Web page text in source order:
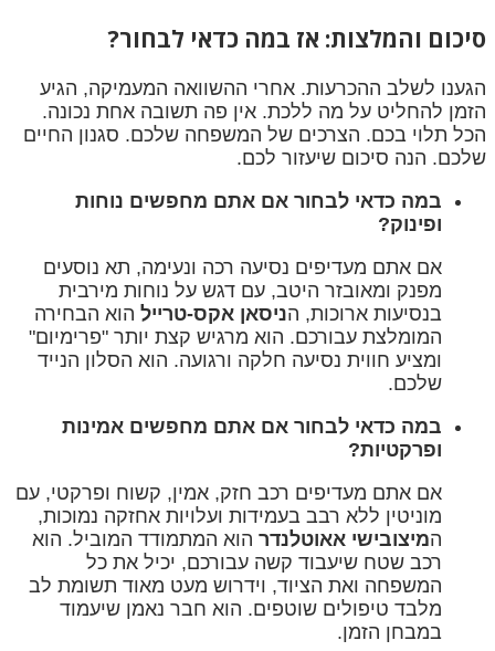
סיכום והמלצות: אז במה כדאי לבחור?
הגענו לשלב ההכרעות. אחרי ההשוואה המעמיקה, הגיע
הזמן להחליט על מה ללכת. אין פה תשובה אחת נכונה.
הכל תלוי בכם. הצרכים של המשפחה שלכם. סגנון החיים
שלכם. הנה סיכום שיעזור לכם.
במה כדאי לבחור אם אתם מחפשים נוחות
ופינוק?
אם אתם מעדיפים נסיעה רכה ונעימה, תא נוסעים
מפנק ומאובזר היטב, עם דגש על נוחות מירבית
בנסיעות ארוכות, הניסאן אקס-טרייל הוא הבחירה
המומלצת עבורכם. הוא מרגיש קצת יותר "פרימיום"
ומציע חווית נסיעה חלקה ורגועה. הוא הסלון הנייד
שלכם.
במה כדאי לבחור אם אתם מחפשים אמינות
ופרקטיות?
אם אתם מעדיפים רכב חזק, אמין, קשוח ופרקטי, עם
מוניטין ללא רבב בעמידות ועלויות אחזקה נמוכות,
המיצובישי אאוטלנדר הוא המתמודד המוביל. הוא
רכב שטח שיעבוד קשה עבורכם, יכיל את כל
המשפחה ואת הציוד, וידרוש מעט מאוד תשומת לב
מלבד טיפולים שוטפים. הוא חבר נאמן שיעמוד
במבחן הזמן.